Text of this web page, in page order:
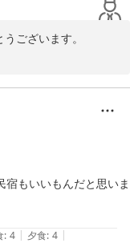
ございます。
かったです(^o^)
もいいもんだと思いま
: 4 | 夕食: 4 |